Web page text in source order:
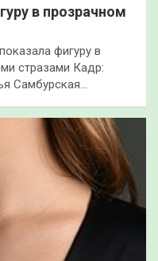
в прозрачном
фигуру в
стразами Кадр:
Самбурская…